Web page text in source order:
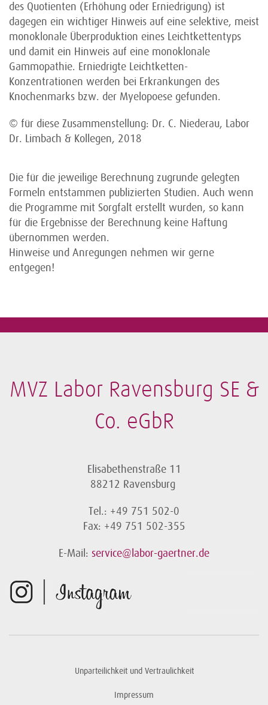
des Quotienten (Erhöhung oder Erniedrigung) ist
dagegen ein wichtiger Hinweis auf eine selektive, meist
monoklonale Überproduktion eines Leichtkettentyps
und damit ein Hinweis auf eine monoklonale
Gammopathie. Erniedrigte Leichtketten-
Konzentrationen werden bei Erkrankungen des
Knochenmarks bzw. der Myelopoese gefunden.
© für diese Zusammenstellung: Dr. C. Niederau, Labor
Dr. Limbach & Kollegen, 2018
Die für die jeweilige Berechnung zugrunde gelegten
Formeln entstammen publizierten Studien. Auch wenn
die Programme mit Sorgfalt erstellt wurden, so kann
für die Ergebnisse der Berechnung keine Haftung
übernommen werden.
Hinweise und Anregungen nehmen wir gerne
entgegen!
MVZ Labor Ravensburg SE &
Co. eGbR
Elisabethenstraße 11
88212 Ravensburg
Tel.: +49 751 502-0
Fax: +49 751 502-355
E-Mail: service@labor-gaertner.de
Unparteilichkeit und Vertraulichkeit
Impressum